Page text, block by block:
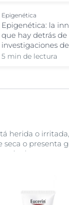
Epigenética
Epigenética: la
que hay detrás
investigaciones
5 min de lectura
herida o
o presenta
la
humedad puede